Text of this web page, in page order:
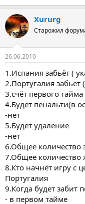
Xururg
Старожил
26.06.2010
1.Испания забьёт (
2.Португалия забьёт
3.счёт первого тайма
4.Будет пенальти(в
-нет
5.Будет удаление
-нет
6.Общее количество
7.Общее количество
8.Кто начнёт игру с
Португалия
9.Когда будет забит
- в первом тайме